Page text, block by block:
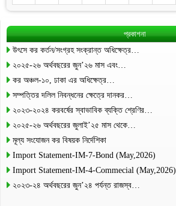
প্রকাশনা
উৎসে কর কর্তন/সংগ্রহ সংক্রান্ত অধিক্ষেত্র…
২০২৫-২৬ অর্থবছরের জুন’২৬ মাস এবং…
কর অঞ্চল-১০, ঢাকা এর অধিক্ষেত্র…
সম্পত্তির দলিল নিবন্ধনের ক্ষেত্রে দানকর…
২০২৩-২০২৪ করবর্ষের স্বাভাবিক ব্যক্তি শ্রেণির…
২০২৫-২৬ অর্থবছরের জুলাই’২৫ মাস থেকে…
মূল্য সংযোজন কর বিষয়ক নির্দেশিকা
Import Statement-IM-7-Bond (May,2026)
Import Statement-IM-4-Commecial (May,2026)
২০২৩-২৪ অর্থবছরের জুন’২৪ পর্যন্ত রাজস্ব…